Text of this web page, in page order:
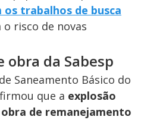
os trabalhos de busca
risco de novas
obra da Sabesp
Saneamento Básico do
que a explosão
de remanejamento